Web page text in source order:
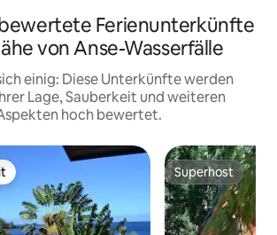
Ferienunterkünfte
von Anse-Wasserfälle
einig: Diese Unterkünfte werden
Lage, Sauberkeit und weiteren
hoch bewertet.
Favorit. Superhost
Superhost